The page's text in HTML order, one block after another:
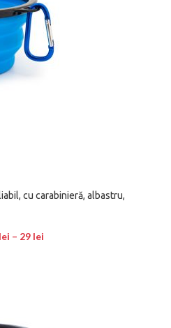
cu carabinieră, albastru,
lei – 29 lei